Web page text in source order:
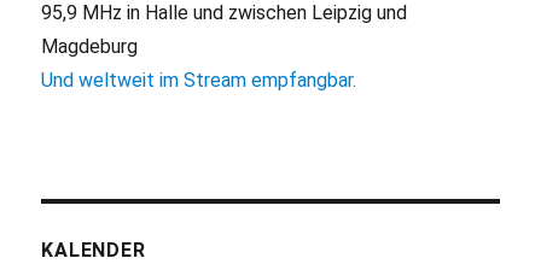
95,9 MHz in Halle und zwischen Leipzig und
Magdeburg
Und weltweit im Stream empfangbar.
KALENDER